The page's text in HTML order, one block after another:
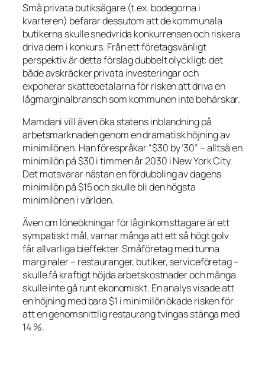
Små privata butiksägare (t.ex. bodegorna i
kvarteren) befarar dessutom att de kommunala
butikerna skulle snedvrida konkurrensen och riskera
driva dem i konkurs. Från ett företagsvänligt
perspektiv är detta förslag dubbelt olyckligt: det
både avskräcker privata investeringar och
exponerar skattebetalarna för risken att driva en
lågmarginalbransch som kommunen inte behärskar.
Mamdani vill även öka statens inblandning på
arbetsmarknaden genom en dramatisk höjning av
minimilönen. Han förespråkar“$30 by ’30” – alltså en
minimilön på $30 i timmen år 2030 i New York City.
Det motsvarar nästan en fördubbling av dagens
minimilön på $15 och skulle bli den högsta
minimilönen i världen.
Även om löneökningar för låginkomsttagare är ett
sympatiskt mål, varnar många att ett så högt golv
får allvarliga bieffekter. Småföretag med tunna
marginaler – restauranger, butiker, serviceföretag –
skulle få kraftigt höjda arbetskostnader och många
skulle inte gå runt ekonomiskt. En analys visade att
en höjning med bara $1 i minimilön ökade risken för
att en genomsnittlig restaurang tvingas stänga med
14 %.